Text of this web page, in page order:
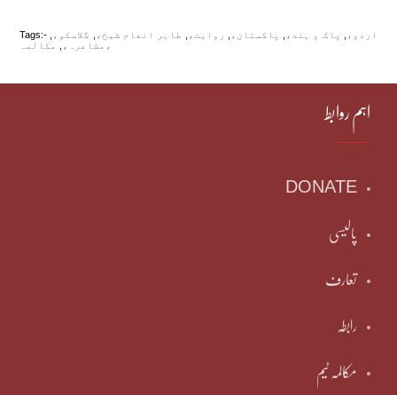
Tags:- اردو، پاک و ہند، پاکستان، روایت، طاہر انعام شیخ، گلاسکو،
مشاعرہ، مکالمہ،
اہم روابط
DONATE
پالیسی
تعارف
رابطہ
مکالمہ ٹیم